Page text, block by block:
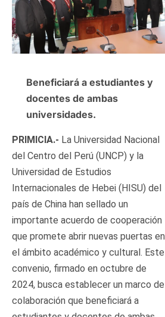
Beneficiará a estudiantes y
docentes de ambas
universidades.
PRIMICIA.- La Universidad Nacional
del Centro del Perú (UNCP) y la
Universidad de Estudios
Internacionales de Hebei (HISU) del
país de China han sellado un
importante acuerdo de cooperación
que promete abrir nuevas puertas en
el ámbito académico y cultural. Este
convenio, firmado en octubre de
2024, busca establecer un marco de
colaboración que beneficiará a